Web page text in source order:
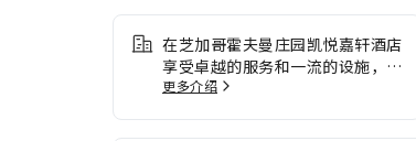
在芝加哥霍夫曼庄园凯悦嘉轩酒店
享受卓越的服务和一流的设施，创
造难忘的回忆。 住宿提供洗衣服
时，可确保您喜爱的旅行衣服干净
更多介绍